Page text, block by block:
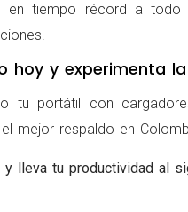
en tiempo récord a
hoy y experimenta
tu portátil con
mejor respaldo en
y lleva tu productividad al